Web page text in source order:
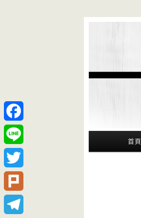
Main Menu
首頁
Facebook
Line
Twitter
Plurk